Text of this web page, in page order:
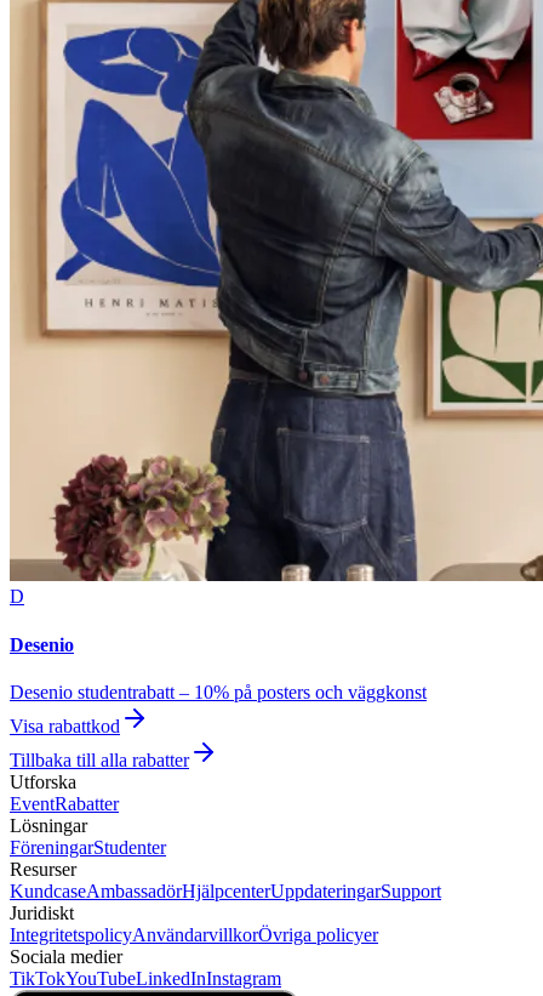
D
Desenio
Desenio studentrabatt – 10% på posters och väggkonst
Visa rabattkod
Tillbaka till alla rabatter
Utforska
EventRabatter
Lösningar
FöreningarStudenter
Resurser
KundcaseAmbassadörHjälpcenterUppdateringarSupport
Juridiskt
IntegritetspolicyAnvändarvillkorÖvriga policyer
Sociala medier
TikTokYouTubeLinkedInInstagram